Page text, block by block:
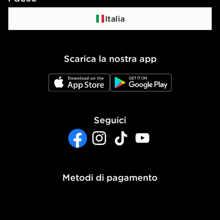
Programma di affiliazione
Impostazioni Cookie
Accessibilità
Italia
Scarica la nostra app
JD App Store JD Google Play
Seguici
Metodi di pagamento